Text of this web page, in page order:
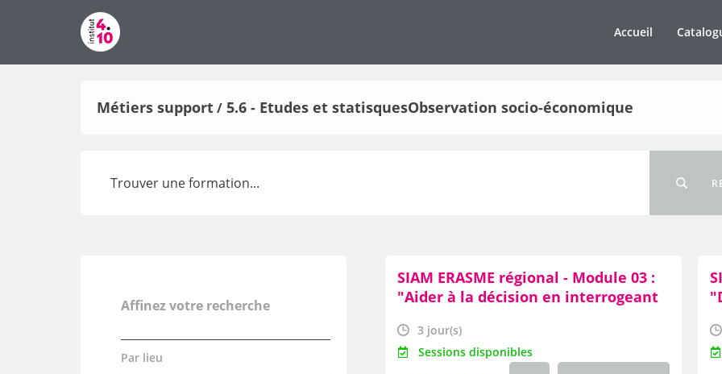
Accueil
Métiers support/ 5.6 - Etudes et statisquesObservation socio-économique
Affinez votre recherche
Par lieu
SIAM ERASME régional - Module 03 :
"Aider à la décision en interrogeant
3 jour(s)
Sessions disponibles